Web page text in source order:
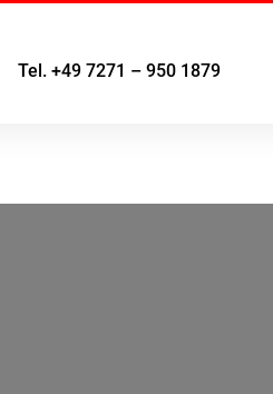
Tel. +49 7271 – 950 1879